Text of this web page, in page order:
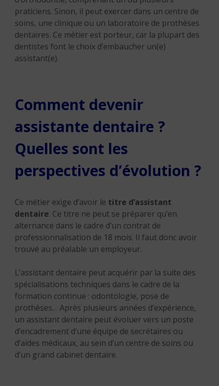
praticiens. Sinon, il peut exercer dans un centre de
soins, une clinique ou un laboratoire de prothèses
dentaires. Ce métier est porteur, car la plupart des
dentistes font le choix d’embaucher un(e)
assistant(e).
Comment devenir
assistante dentaire ?
Quelles sont les
perspectives d’évolution ?
Ce métier exige d’avoir le titre d’assistant
dentaire. Ce titre ne peut se préparer qu’en
alternance dans le cadre d’un contrat de
professionnalisation de 18 mois. Il faut donc avoir
trouvé au préalable un employeur.
L’assistant dentaire peut acquérir par la suite des
spécialisations techniques dans le cadre de la
formation continue : odontologie, pose de
prothèses… Après plusieurs années d’expérience,
un assistant dentaire peut évoluer vers un poste
d’encadrement d’une équipe de secrétaires ou
d’aides médicaux, au sein d’un centre de soins ou
d’un grand cabinet dentaire.